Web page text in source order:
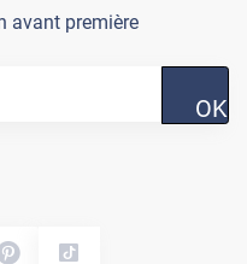
avant première
OK